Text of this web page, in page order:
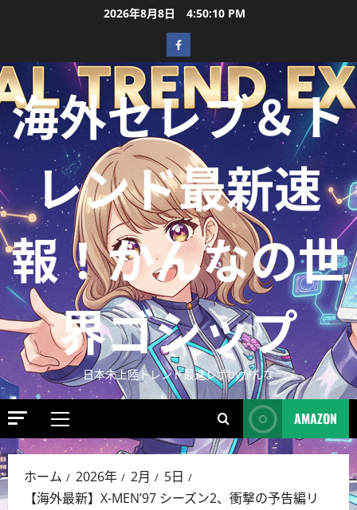
2026年8月8日 4:50:12 PM
海外セレブ＆ト
レンド最新速
報！かんなの世
界ゴシップ
日本未上陸トレンド最速レポbyかんな
AMAZON
ホーム 2026年 2月
5日
【海外最新】X-MEN’97 シーズン2、衝撃の予告編リ